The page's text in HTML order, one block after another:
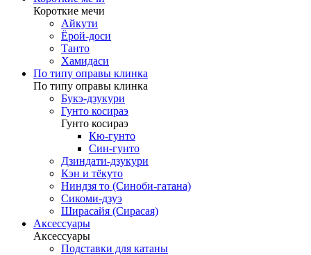
Короткие мечи
Айкути
Ёрой-доси
Танто
Хамидаси
По типу оправы клинка
По типу оправы клинка
Букэ-дзукури
Гунто косираэ
Гунто косираэ
Кю-гунто
Син-гунто
Дзиндати-дзукури
Кэн и тёкуто
Ниндзя то (Синоби-гатана)
Сикоми-дзуэ
Ширасайя (Сирасая)
Аксессуары
Аксессуары
Подставки для катаны